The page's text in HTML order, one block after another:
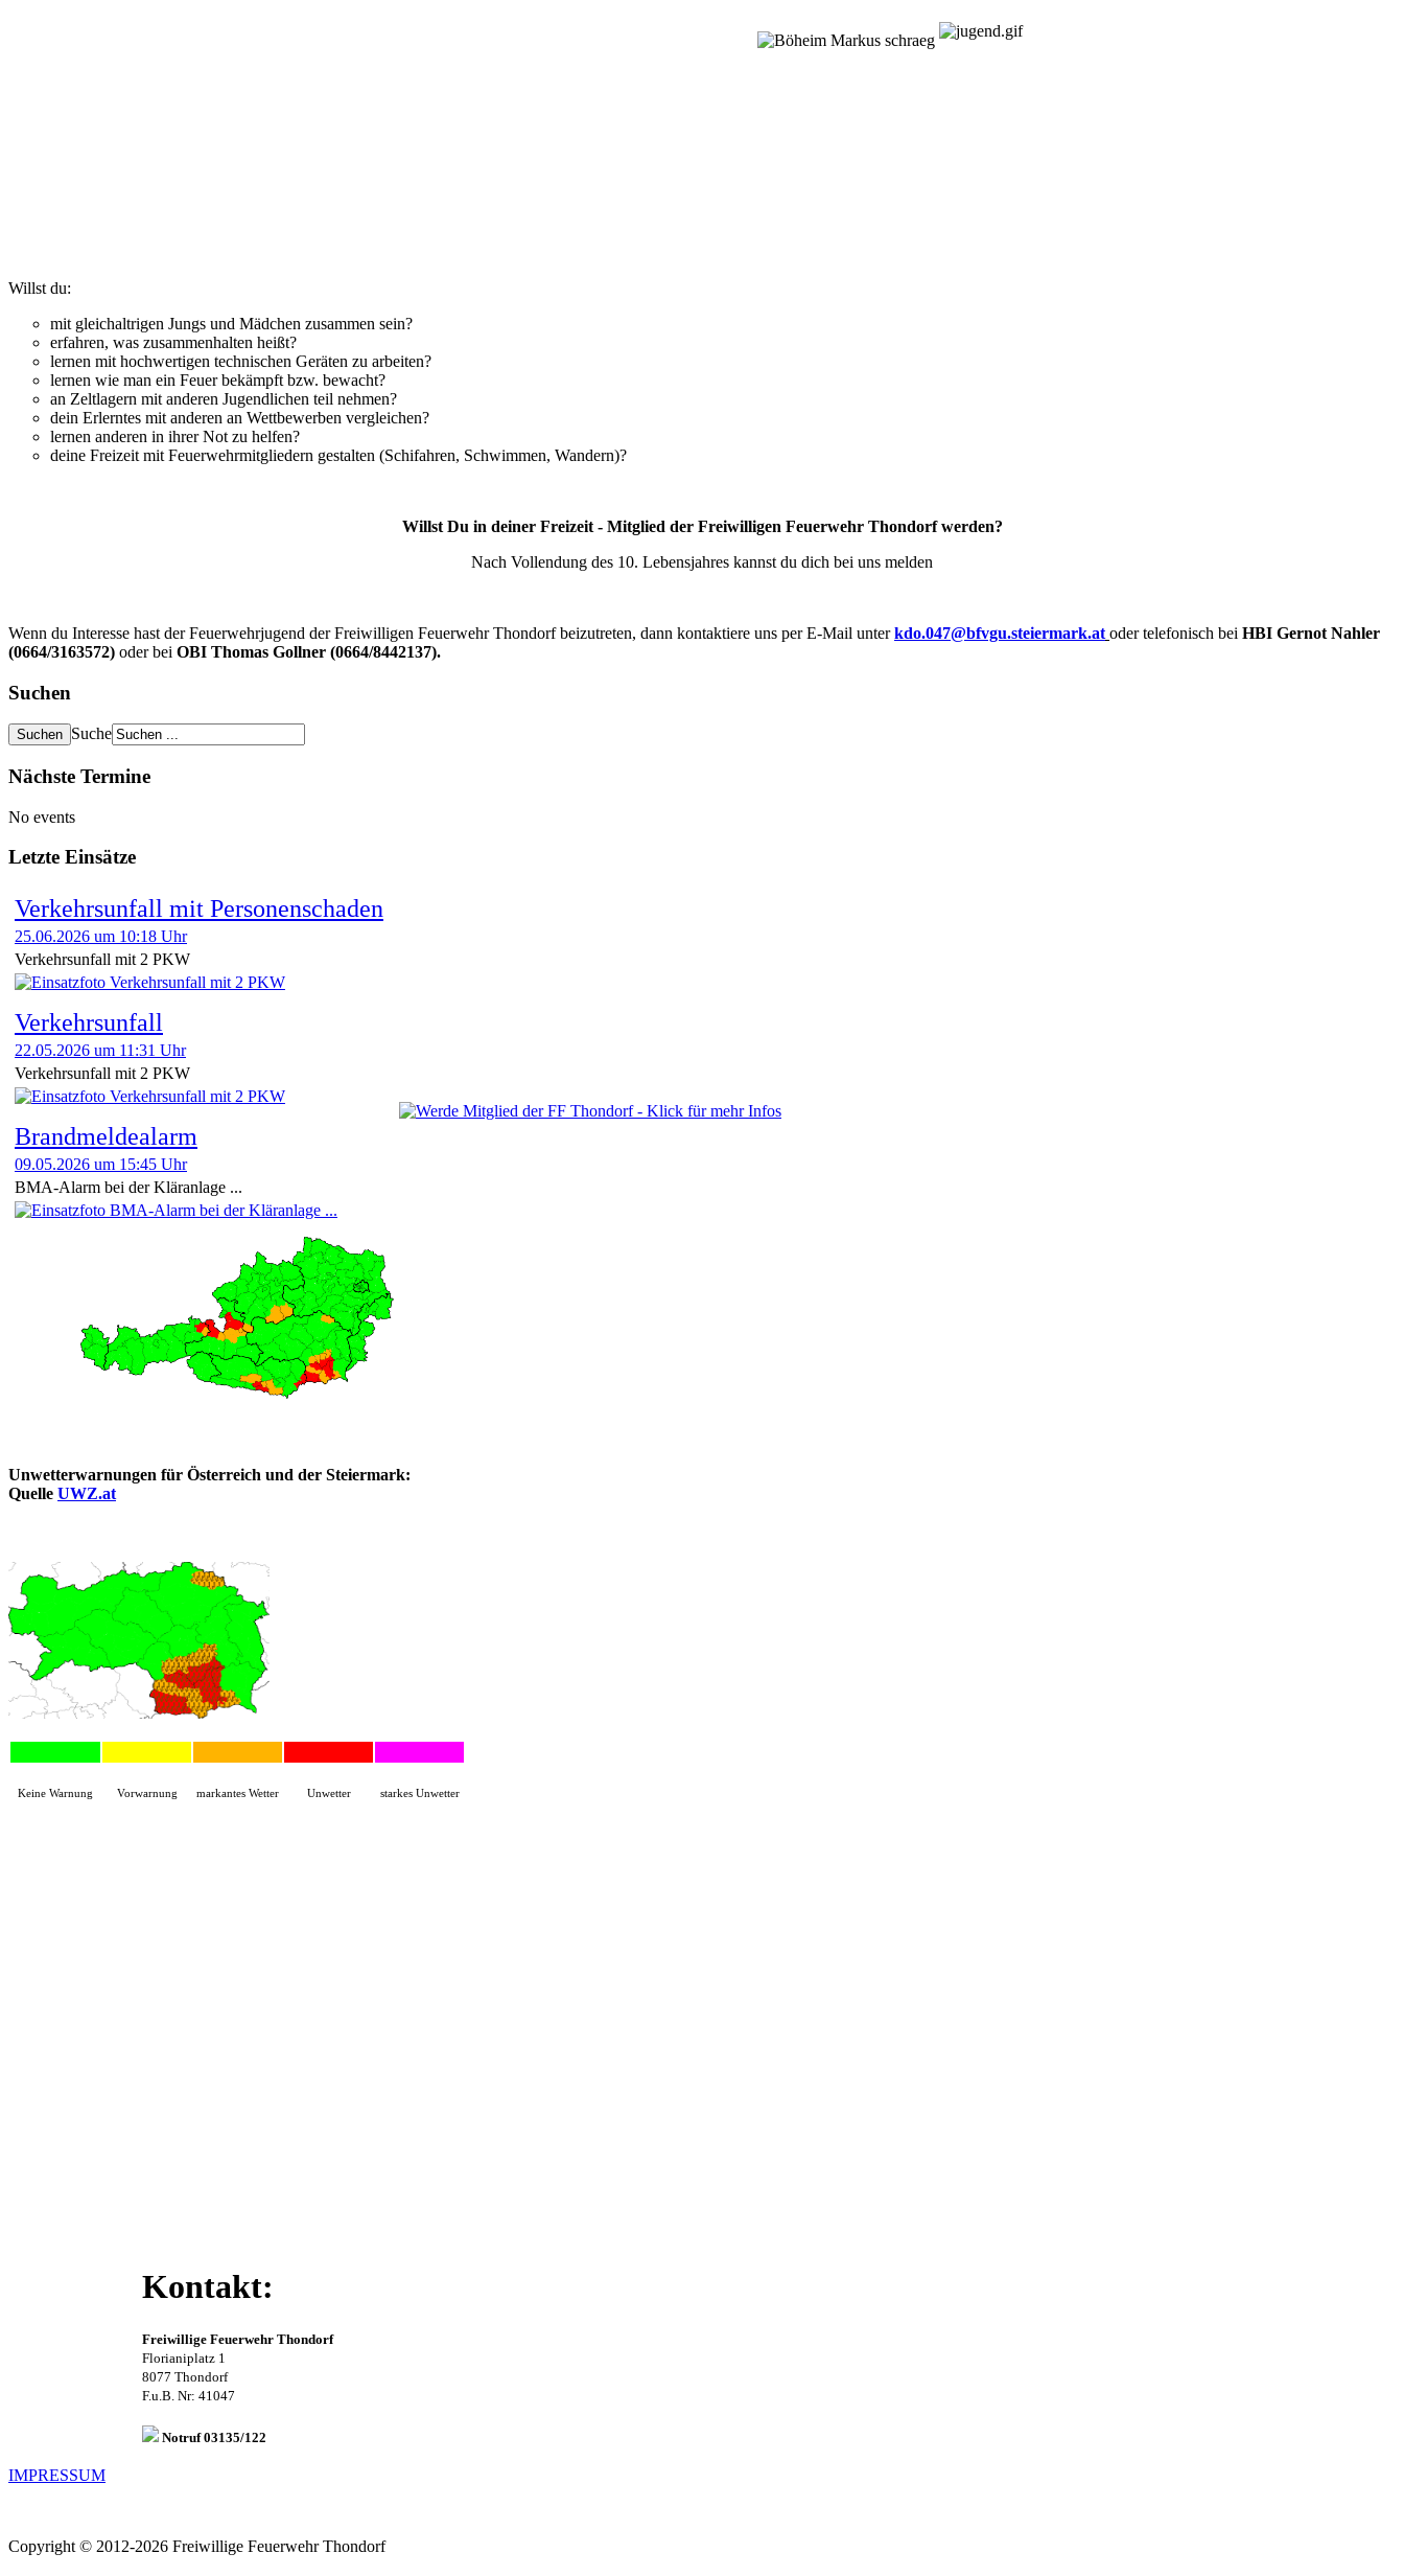
Willst du:
mit gleichaltrigen Jungs und Mädchen zusammen sein?
erfahren, was zusammenhalten heißt?
lernen mit hochwertigen technischen Geräten zu arbeiten?
lernen wie man ein Feuer bekämpft bzw. bewacht?
an Zeltlagern mit anderen Jugendlichen teil nehmen?
dein Erlerntes mit anderen an Wettbewerben vergleichen?
lernen anderen in ihrer Not zu helfen?
deine Freizeit mit Feuerwehrmitgliedern gestalten (Schifahren, Schwimmen, Wandern)?
Willst Du in deiner Freizeit - Mitglied der Freiwilligen Feuerwehr Thondorf werden?
Nach Vollendung des 10. Lebensjahres kannst du dich bei uns melden
Wenn du Interesse hast der Feuerwehrjugend der Freiwilligen Feuerwehr Thondorf beizutreten, dann kontaktiere uns per E-Mail unterkdo.047@bfvgu.steiermark.at oder telefonisch bei HBI Gernot Nahler
(0664/3163572) oder bei OBI Thomas Gollner (0664/8442137).
Suchen
Suche
Nächste Termine
No events
Letzte Einsätze
Verkehrsunfall mit Personenschaden
25.06.2026 um 10:18 Uhr
Verkehrsunfall mit 2 PKW
Verkehrsunfall
22.05.2026 um 11:31 Uhr
Verkehrsunfall mit 2 PKW
Brandmeldealarm
09.05.2026 um 15:45 Uhr
BMA-Alarm bei der Kläranlage ...
Unwetterwarnungen für Österreich und der Steiermark:
Quelle UWZ.at
Keine Warnung Vorwarnung markantes Wetter Unwetter starkes Unwetter
Kontakt:
Freiwillige Feuerwehr Thondorf
Florianiplatz 1
8077 Thondorf
F.u.B. Nr: 41047
Notruf 03135/122
IMPRESSUM
Copyright © 2012-2026 Freiwillige Feuerwehr Thondorf